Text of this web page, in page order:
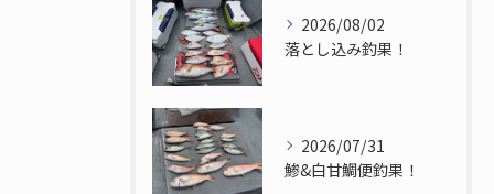
2026/08/02
落とし込み釣果！
2026/07/31
鯵&白甘鯛便釣果！